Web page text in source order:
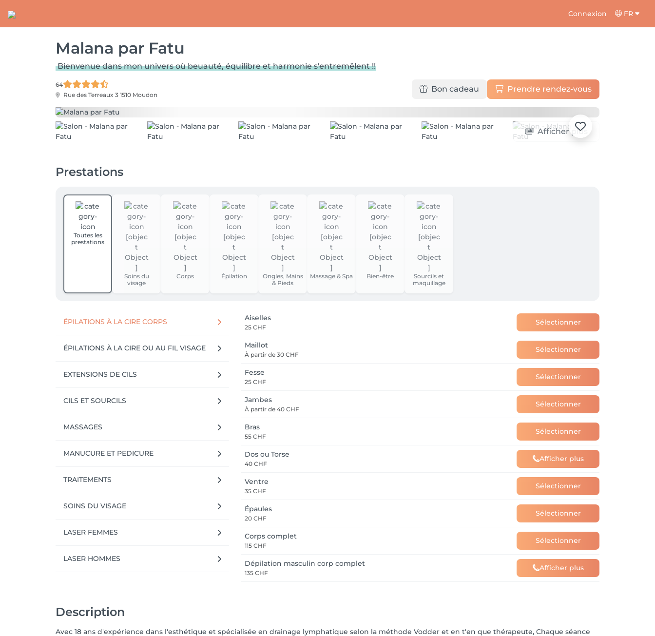
Connexion FR
Malana par Fatu
Bienvenue dans mon univers où beuauté, équilibre et harmonie s'entremêlent !!
64
Rue des Terreaux 3 1510 Moudon
Bon cadeau Prendre rendez-vous
Afficher plus
Prestations
Toutes les
prestations
Soins du
visage
Corps Épilation
Ongles, Mains
& Pieds
Massage & Spa Bien-être
Sourcils et
maquillage
ÉPILATIONS À LA CIRE CORPS
ÉPILATIONS À LA CIRE OU AU FIL VISAGE
EXTENSIONS DE CILS
CILS ET SOURCILS
MASSAGES
MANUCURE ET PEDICURE
TRAITEMENTS
SOINS DU VISAGE
LASER FEMMES
LASER HOMMES
Aiselles
25 CHF
Sélectionner
Maillot
À partir de 30 CHF
Sélectionner
Fesse
25 CHF
Sélectionner
Jambes
À partir de 40 CHF
Sélectionner
Bras
55 CHF
Sélectionner
Dos ou Torse
40 CHF
Afficher plus
Ventre
35 CHF
Sélectionner
Épaules
20 CHF
Sélectionner
Corps complet
115 CHF
Sélectionner
Dépilation masculin corp complet
135 CHF
Afficher plus
Description
Avec 18 ans d'expérience dans l'esthétique et spécialisée en drainage lymphatique selon la méthode Vodder et en t'en que thérapeute, Chaque séance